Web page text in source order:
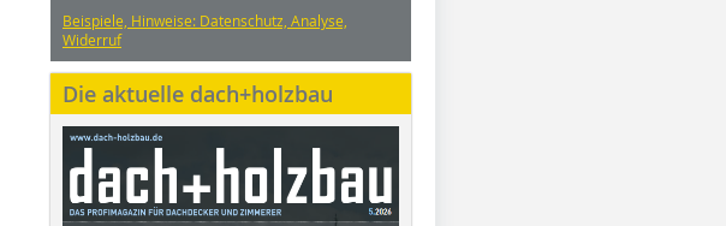
Beispiele, Hinweise: Datenschutz, Analyse,
Widerruf
Die aktuelle dach+holzbau